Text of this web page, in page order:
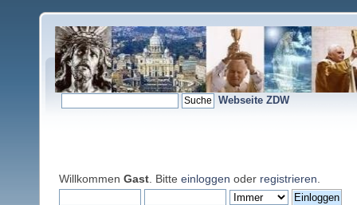
Webseite ZDW
Willkommen Gast . Bitte einloggen oder registrieren